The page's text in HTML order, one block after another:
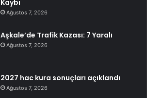
Kaybı
Ağustos 7, 2026
Aşkale’de Trafik Kazası: 7 Yaralı
Ağustos 7, 2026
2027 hac kura sonuçları açıklandı
Ağustos 7, 2026